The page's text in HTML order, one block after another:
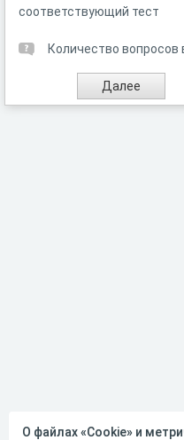
соответствующий тест
Количество вопросов
О файлах «Cookie» и